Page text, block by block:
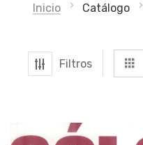
Inicio Catálogo
Filtros